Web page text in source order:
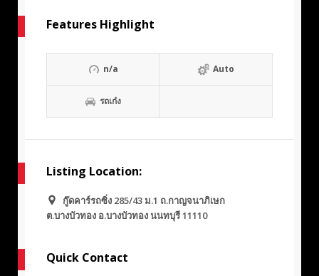
Features Highlight
n/a Auto
รถเก๋ง
Listing Location:
กู๊ดคาร์รถซิ่ง 285/43 ม.1 ถ.กาญจนาภิเษก
ต.บางบัวทอง อ.บางบัวทอง นนทบุรี 11110
Quick Contact